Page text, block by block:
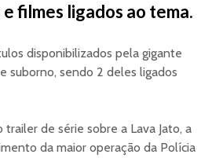
filmes ligados ao tema.
disponibilizados pela gigante
suborno, sendo 2 deles ligados
de série sobre a Lava Jato, a
da maior operação da Polícia